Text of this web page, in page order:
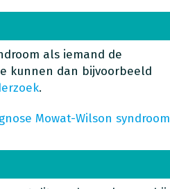
als iemand de
kunnen dan bijvoorbeeld
.
Mowat-Wilson syndroom